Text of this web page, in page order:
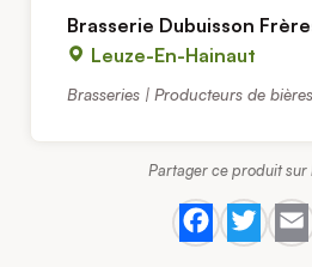
Brasserie Dubuisson
Leuze-En-Hainaut
Brasseries | Producteurs de
Partager ce produit sur